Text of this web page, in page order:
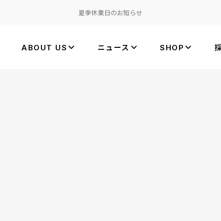
夏季休業日のお知らせ
ABOUT US ニュース SHOP